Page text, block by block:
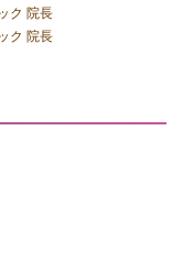
ク 院長
ク 院長